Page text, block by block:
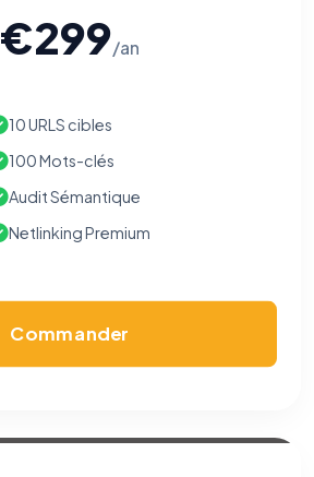
€299/an
10 URLS cibles
100 Mots-clés
Audit Sémantique
Netlinking Premium
Commander